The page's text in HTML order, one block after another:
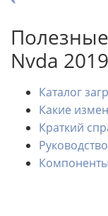
Nvda
Каталог
Какие
Краткий